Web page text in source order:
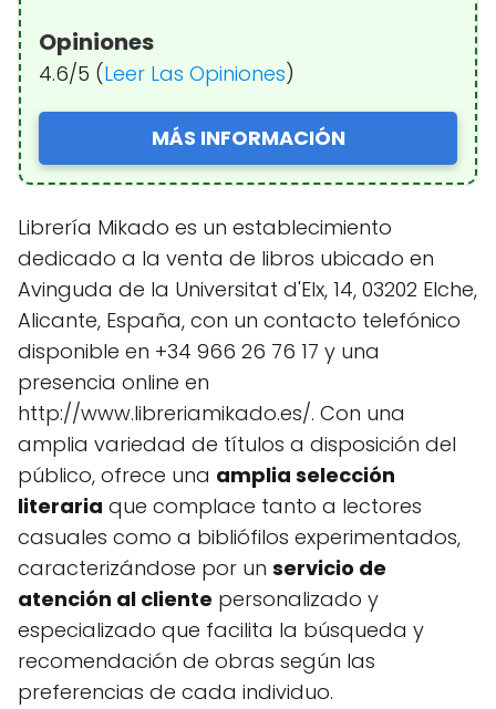
Opiniones
4.6/5 (Leer Las Opiniones)
MÁS INFORMACIÓN
Librería Mikado es un establecimiento
dedicado a la venta de libros ubicado en
Avinguda de la Universitat d'Elx, 14, 03202 Elche,
Alicante, España, con un contacto telefónico
disponible en +34 966 26 76 17 y una
presencia online en
http://www.libreriamikado.es/. Con una
amplia variedad de títulos a disposición del
público, ofrece una amplia selección
literaria que complace tanto a lectores
casuales como a bibliófilos experimentados,
caracterizándose por un servicio de
atención al cliente personalizado y
especializado que facilita la búsqueda y
recomendación de obras según las
preferencias de cada individuo.